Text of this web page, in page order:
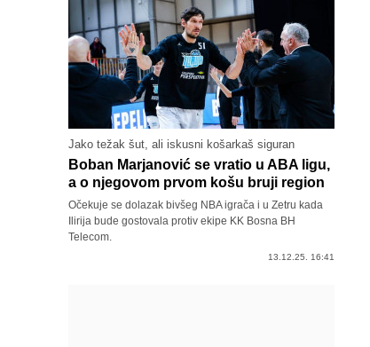
Jako težak šut, ali iskusni košarkaš siguran
Boban Marjanović se vratio u ABA ligu,
a o njegovom prvom košu bruji region
Očekuje se dolazak bivšeg NBA igrača i u Zetru kada
Ilirija bude gostovala protiv ekipe KK Bosna BH
Telecom.
13.12.25. 16:41